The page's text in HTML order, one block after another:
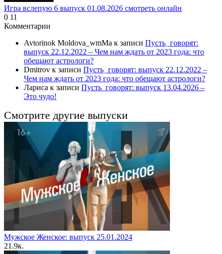
Игра вслепую 6 выпуск 01.08.2026 смотреть онлайн
0 11
Комментарии
Avtorinok Moldova_wmMa к записи Пусть˲ говорят:
выпуск 22.12.2022 – Чем нам ждать от 2023 года: что
обещают астрологи?
Dmitrov к записи Пусть˲ говорят: выпуск 22.12.2022 –
Чем нам ждать от 2023 года: что обещают астрологи?
Лариса к записи Пусть_говорят: выпуск 13.04.2026 –
Это чудо!
Смотрите другие выпуски
Мужское Женское: выпуск 25.01.2024
21.9к.